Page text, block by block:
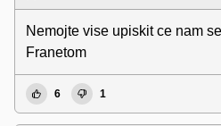
Nemojte vise upiskit ce nam
Franetom
6 1